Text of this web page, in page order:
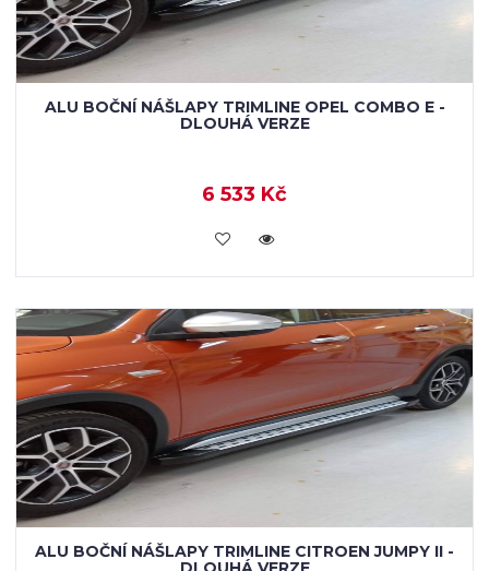
ALU BOČNÍ NÁŠLAPY TRIMLINE OPEL COMBO E -
DLOUHÁ VERZE
6 533 Kč
KOUPIT
ALU BOČNÍ NÁŠLAPY TRIMLINE CITROEN JUMPY II -